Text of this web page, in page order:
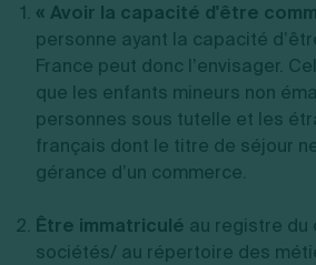
« Avoir la capacité d'être
personne ayant la capacité
France peut donc l’envisager.
que les enfants mineurs non
personnes sous tutelle et les
français dont le titre de séjour
gérance d’un commerce.
Être immatriculé au registre du
sociétés/ au répertoire des